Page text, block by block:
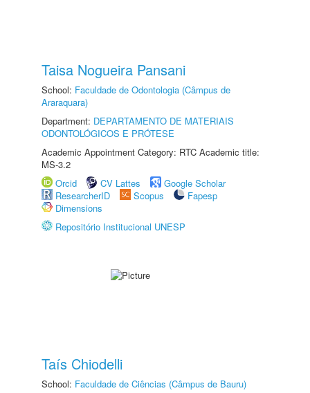
Taisa Nogueira Pansani
School: Faculdade de Odontologia (Câmpus de
Araraquara)
Department: DEPARTAMENTO DE MATERIAIS
ODONTOLÓGICOS E PRÓTESE
Academic Appointment Category: RTC Academic title:
MS-3.2
Orcid
CV Lattes
Google Scholar
ResearcherID
Scopus
Fapesp
Dimensions
Repositório Institucional UNESP
Taís Chiodelli
School: Faculdade de Ciências (Câmpus de Bauru)